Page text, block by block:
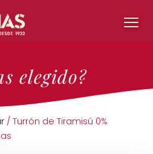
elegido?
/ Turrón de Tiramisú 0%